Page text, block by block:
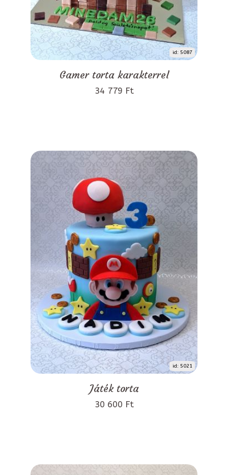
id: 5087
Gamer torta karakterrel
34 779 Ft
id: 5021
Játék torta
30 600 Ft